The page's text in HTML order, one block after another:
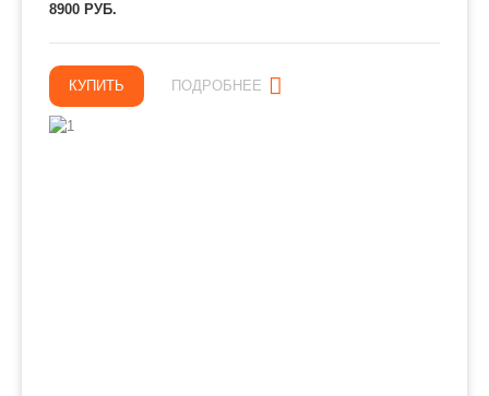
8900 РУБ.
КУПИТЬ ПОДРОБНЕЕ